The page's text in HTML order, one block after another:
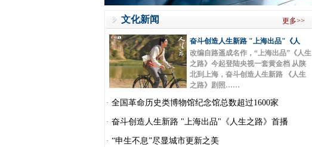
文化新闻 更多>>
奋斗创造人生新路 "上海出品"《人
改编自路遥成名作，“上海出品”《人生
之路》今起登陆央视一套黄金档 从陕
北到上海，奋斗创造人生新路 《人生
之路》剧照……
· 全国革命历史类博物馆纪念馆总数超过1600家
· 奋斗创造人生新路 "上海出品"《人生之路》首播
· “申生不息”尽显城市更新之美